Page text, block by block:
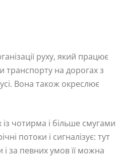
руху, який працює
транспорту на дорогах з
Вона також окреслює
із чотирма і більше смугами
потоки і сигналізує: тут
за певних умов її можна